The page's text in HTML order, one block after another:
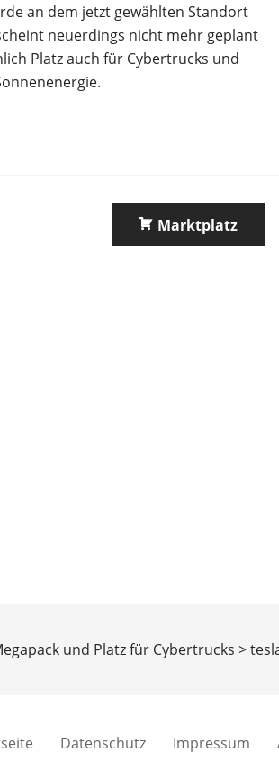
an dem jetzt gewählten Standort
neuerdings nicht mehr geplant
Platz auch für Cybertrucks und
Marktplatz
und Platz für Cybertrucks >
Datenschutz Impressum